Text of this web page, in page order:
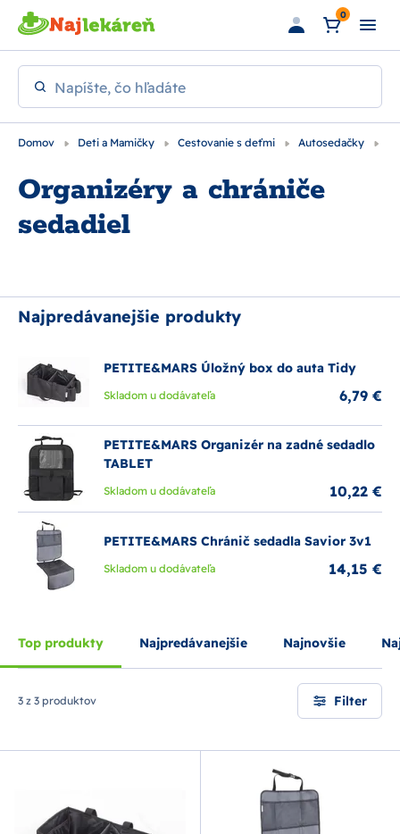
Preskočiť na hlavný obsah 0
Napíšte, čo hľadáte
Domov Deti a Mamičky Cestovanie s deťmi Autosedačky
Organizéry a chrániče
sedadiel
Najpredávanejšie produkty
PETITE&MARS Úložný box do auta Tidy
Skladom u dodávateľa 6,79 €
PETITE&MARS Organizér na zadné sedadlo
TABLET
Skladom u dodávateľa 10,22 €
PETITE&MARS Chránič sedadla Savior 3v1
Skladom u dodávateľa 14,15 €
Top produkty Najpredávanejšie Najnovšie
3 z 3 produktov Filter